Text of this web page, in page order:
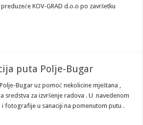
KOV-GRAD d.o.o po završetku
puta Polje-Bugar
Bugar uz pomoć nekolicine mještana ,
sredstva za izvršenje radova . U navedenom
i fotografije u sanaciji na pomenutom putu .